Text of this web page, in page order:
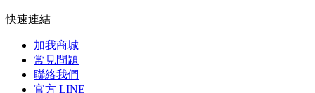
快速連結
加我商城
常見問題
聯絡我們
官方 LINE